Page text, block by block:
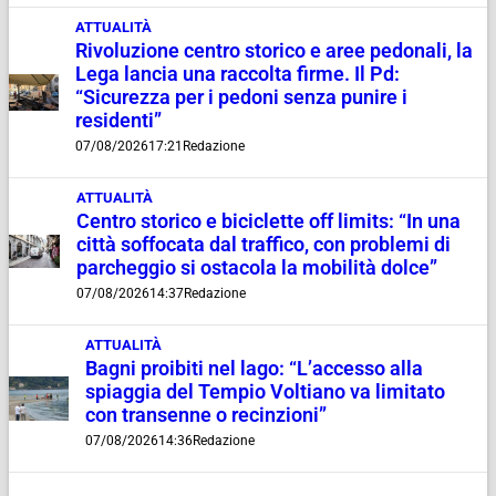
ATTUALITÀ
Rivoluzione centro storico e aree pedonali, la
Lega lancia una raccolta firme. Il Pd:
“Sicurezza per i pedoni senza punire i
residenti”
07/08/202617:21 Redazione
ATTUALITÀ
Centro storico e biciclette off limits: “In una
città soffocata dal traffico, con problemi di
parcheggio si ostacola la mobilità dolce”
07/08/202614:37Redazione
ATTUALITÀ
Bagni proibiti nel lago: “L’accesso alla
spiaggia del Tempio Voltiano va limitato
con transenne o recinzioni”
07/08/202614:36Redazione